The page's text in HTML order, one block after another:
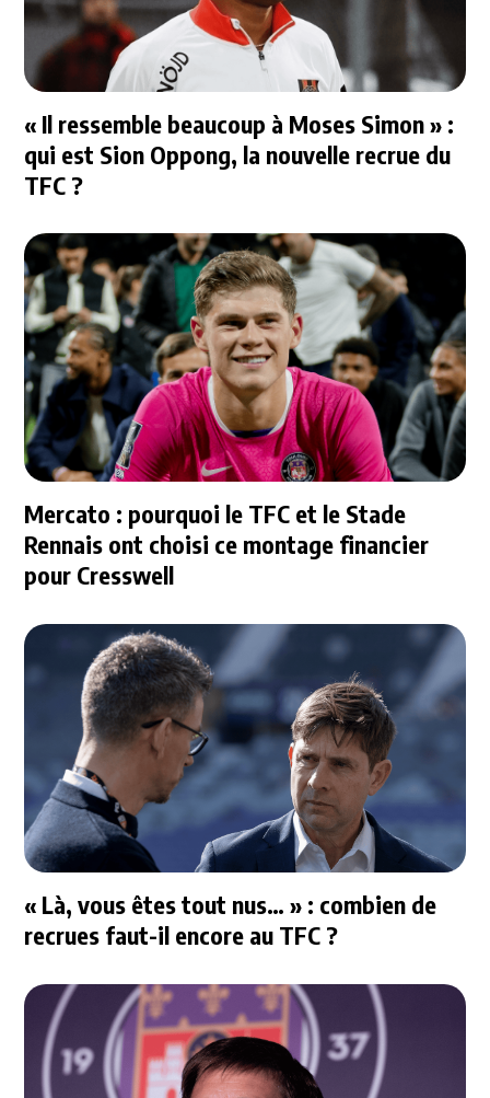
« Il ressemble beaucoup à Moses Simon » :
qui est Sion Oppong, la nouvelle recrue du
TFC ?
Mercato : pourquoi le TFC et le Stade
Rennais ont choisi ce montage financier
pour Cresswell
« Là, vous êtes tout nus… » : combien de
recrues faut-il encore au TFC ?